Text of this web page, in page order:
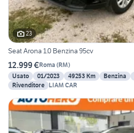
23
Seat Arona 1.0 Benzina 95cv
12.999 €Roma (RM)
Usato
01/2023 49253 Km Benzina
Rivenditore LIAM CAR